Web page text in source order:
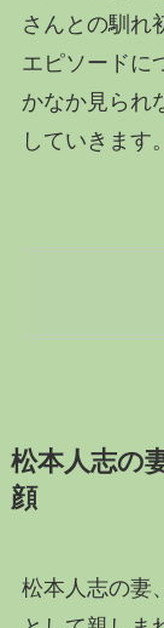
さんとの馴れ
エピソードに
かなか見られ
していきます。
松本人志の
顔
松本人志の妻